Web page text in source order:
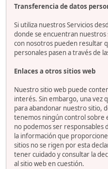
Transferencia de datos
Si utiliza nuestros Servicios
donde se encuentran nuestros
con nosotros pueden resultar
personales pasen a través de
Enlaces a otros sitios web
Nuestro sitio web puede
interés. Sin embargo, una vez
para abandonar nuestro sitio,
tenemos ningún control sobre
no podemos ser responsables
la información que
sitios no se rigen por esta
tener cuidado y consultar la
al sitio web en cuestión.